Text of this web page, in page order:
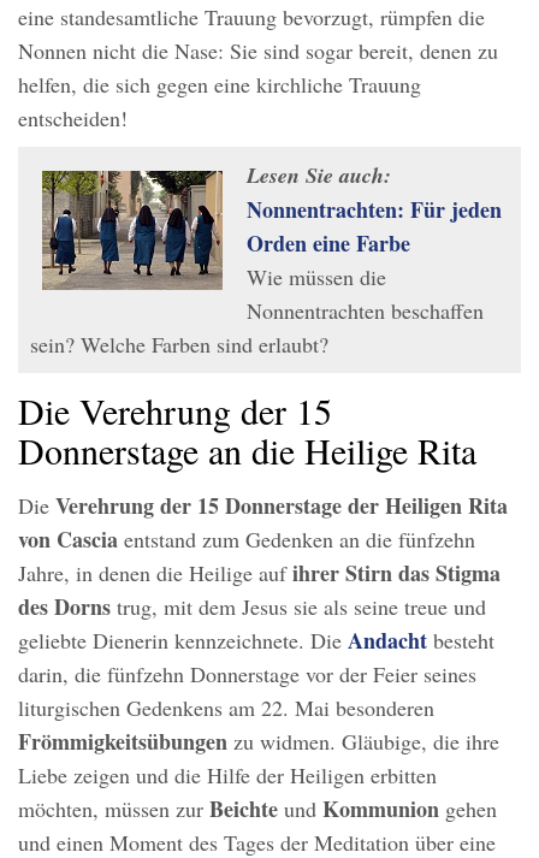
eine standesamtliche Trauung bevorzugt, rümpfen die
Nonnen nicht die Nase: Sie sind sogar bereit, denen zu
helfen, die sich gegen eine kirchliche Trauung
entscheiden!
Lesen Sie auch:
Nonnentrachten: Für jeden
Orden eine Farbe
Wie müssen die
Nonnentrachten beschaffen
sein? Welche Farben sind erlaubt?
Die Verehrung der 15
Donnerstage an die Heilige Rita
Die Verehrung der 15 Donnerstage der Heiligen Rita
von Cascia entstand zum Gedenken an die fünfzehn
Jahre, in denen die Heilige aufihrer Stirn das Stigma
des Dorns trug, mit dem Jesus sie als seine treue und
geliebte Dienerin kennzeichnete. Die Andacht besteht
darin, die fünfzehn Donnerstage vor der Feier seines
liturgischen Gedenkens am 22. Mai besonderen
Frömmigkeitsübungen zu widmen. Gläubige, die ihre
Liebe zeigen und die Hilfe der Heiligen erbitten
möchten, müssen zur Beichte und Kommunion gehen
und einen Moment des Tages der Meditation über eine